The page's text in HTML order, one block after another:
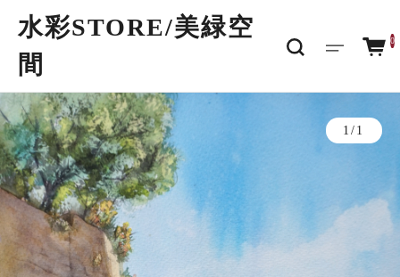
水彩STORE/​美緑空
間
0
1/1